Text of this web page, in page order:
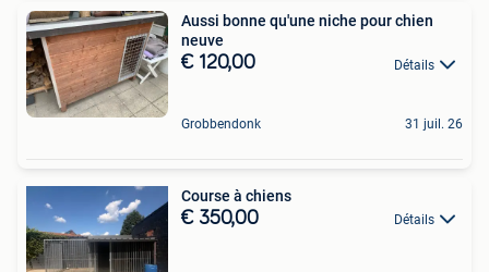
Aussi bonne qu'une niche pour chien
neuve
€ 120,00 Détails
Grobbendonk 31 juil. 26
Course à chiens
€ 350,00 Détails